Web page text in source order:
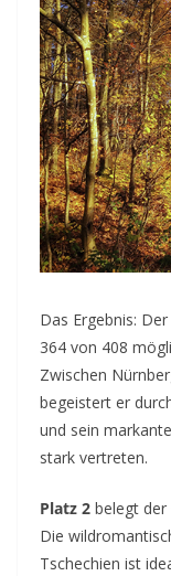
Das Ergebnis: Der
364 von 408
Zwischen
begeistert er
und sein
stark vertreten.
Platz 2 belegt der
Die
Tschechien ist